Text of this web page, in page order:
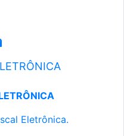
Eletrônica.